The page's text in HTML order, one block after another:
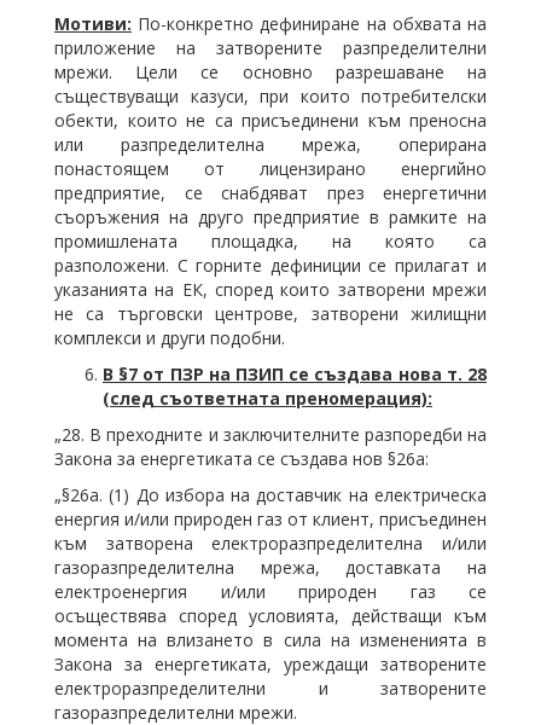
Мотиви: По-конкретно дефиниране на обхвата на
приложение на затворените разпределителни
мрежи. Цели се основно разрешаване на
съществуващи казуси, при които потребителски
обекти, които не са присъединени към преносна
или разпределителна мрежа, оперирана
понастоящем от лицензирано енергийно
предприятие, се снабдяват през енергетични
съоръжения на друго предприятие в рамките на
промишлената площадка, на която са
разположени. С горните дефиниции се прилагат и
указанията на ЕК, според които затворени мрежи
не са търговски центрове, затворени жилищни
комплекси и други подобни.
В §7 от ПЗР на ПЗИП се създава нова т. 28
(след съответната преномерация):
„28. В преходните и заключителните разпоредби на
Закона за енергетиката се създава нов §26а:
„§26а. (1) До избора на доставчик на електрическа
енергия и/или природен газ от клиент, присъединен
към затворена електроразпределителна и/или
газоразпределителна мрежа, доставката на
електроенергия и/или природен газ се
осъществява според условията, действащи към
момента на влизането в сила на измененията в
Закона за енергетиката, уреждащи затворените
електроразпределителни и затворените
газоразпределителни мрежи.